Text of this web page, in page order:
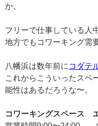
か。
フリーで仕事している人
地方でもコワーキング需
八幡浜は数年前に コダテ
これからこういったスペ
能性はあるだろうな〜。
コワーキングスペース